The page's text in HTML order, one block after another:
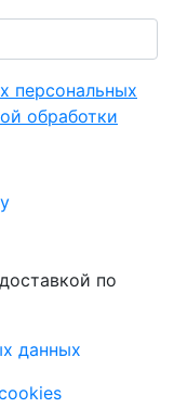
персональных
обработки
по
данных